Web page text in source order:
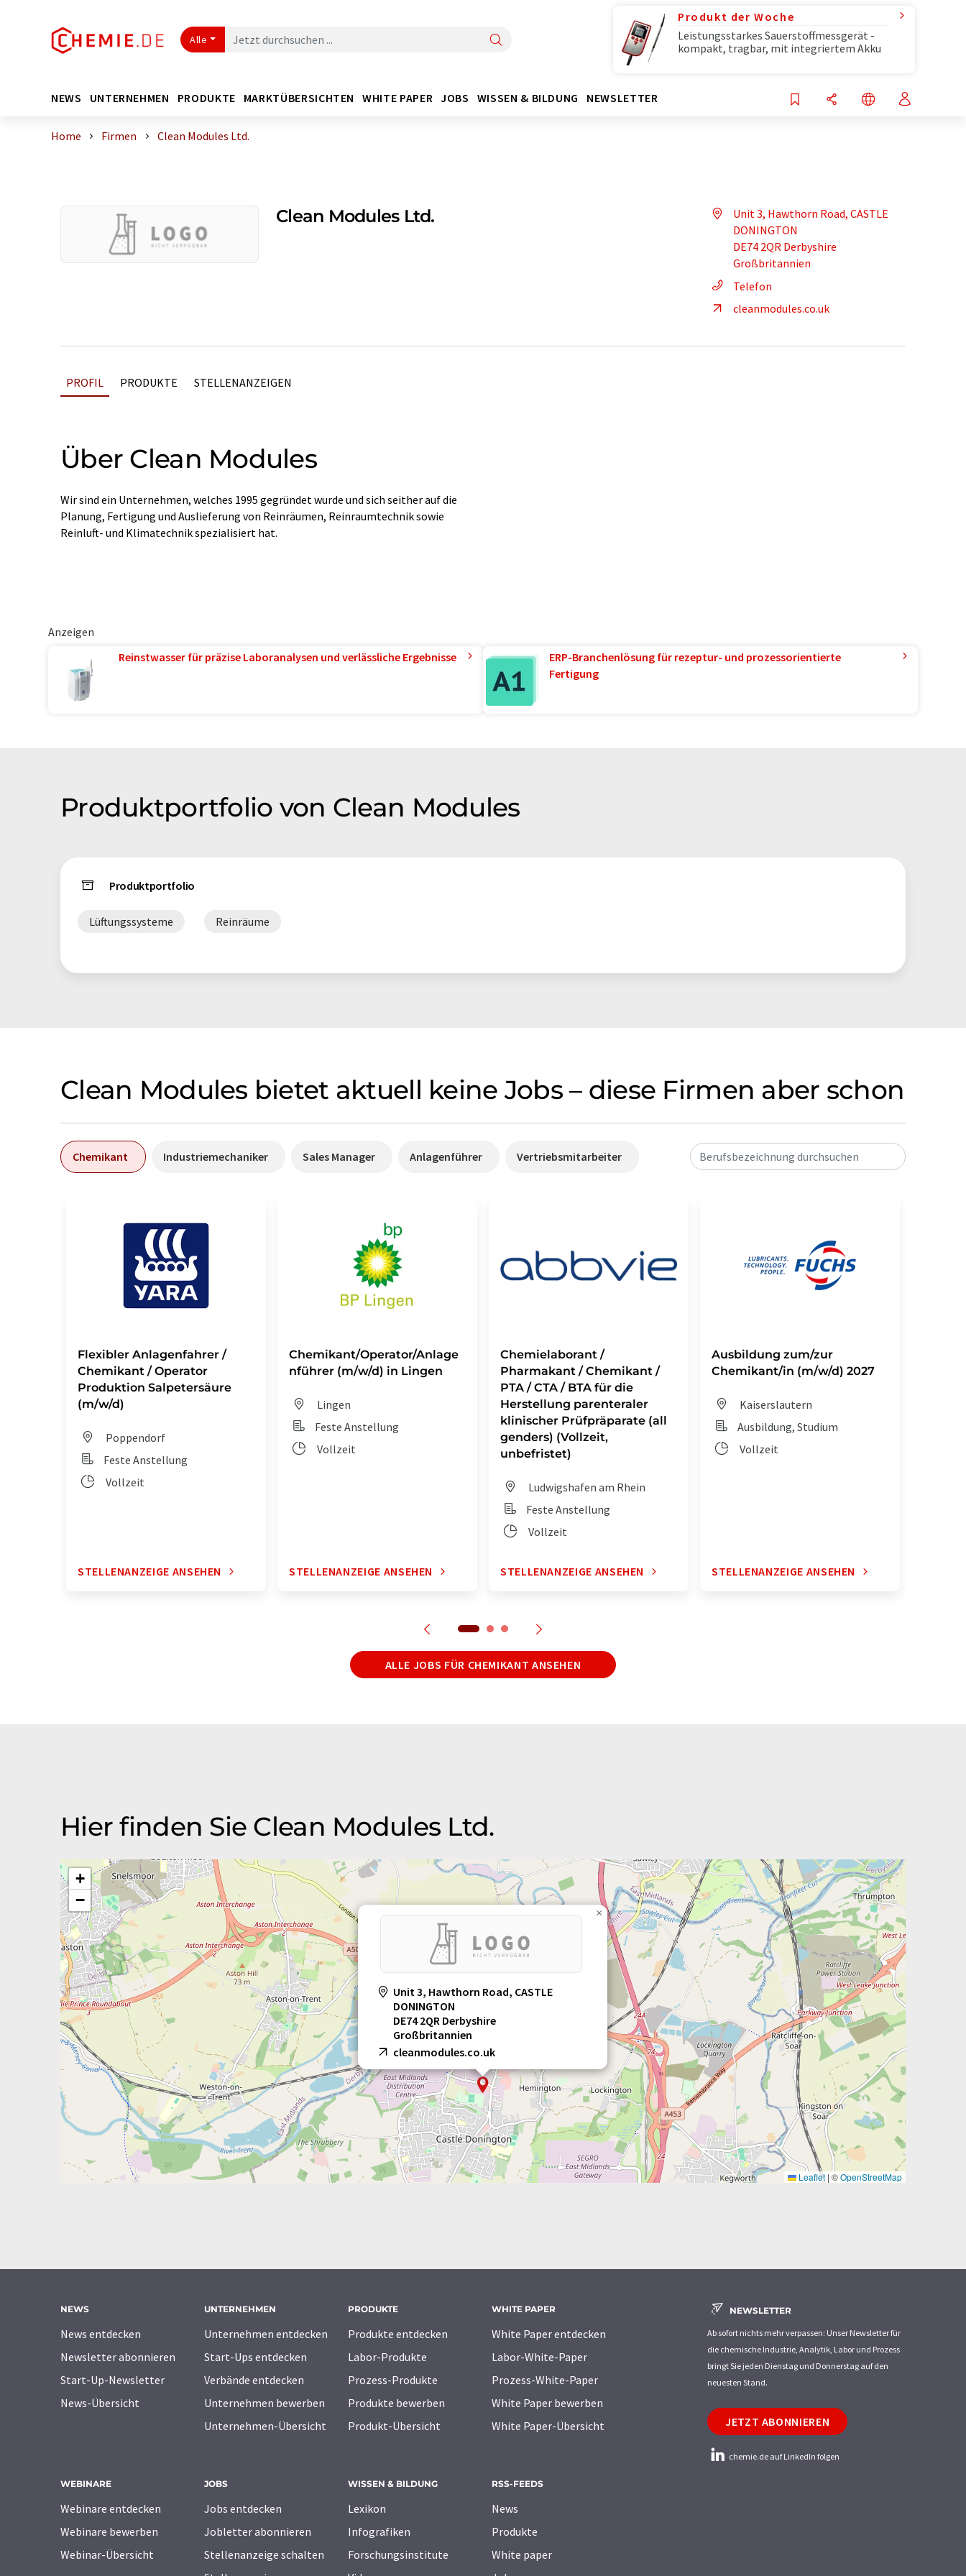
Alle
Produkt der Woche
Leistungsstarkes Sauerstoffmessgerät -
kompakt, tragbar, mit integriertem Akku
NEWS UNTERNEHMEN PRODUKTE MARKTÜBERSICHTEN WHITE PAPER JOBS WISSEN & BILDUNG NEWSLETTER
Home Firmen Clean Modules Ltd.
Clean Modules Ltd.
Unit 3, Hawthorn Road, CASTLE
DONINGTON
DE74 2QR Derbyshire
Großbritannien
Telefon
cleanmodules.co.uk
PROFIL PRODUKTE STELLENANZEIGEN
Über Clean Modules
Wir sind ein Unternehmen, welches 1995 gegründet wurde und sich seither auf die
Planung, Fertigung und Auslieferung von Reinräumen, Reinraumtechnik sowie
Reinluft- und Klimatechnik spezialisiert hat.
Anzeigen
Reinstwasser für präzise Laboranalysen und verlässliche Ergebnisse
ERP-Branchenlösung für rezeptur- und prozessorientierte
Fertigung
Produktportfolio von Clean Modules
Produktportfolio
Lüftungssysteme Reinräume
Clean Modules bietet aktuell keine Jobs – diese Firmen aber schon
Chemikant Industriemechaniker Sales Manager Anlagenführer Vertriebsmitarbeiter Berufsbezeichnung durchsuchen
Flexibler Anlagenfahrer /
Chemikant / Operator
Produktion Salpetersäure
(m/w/d)
Poppendorf
Feste Anstellung
Vollzeit
STELLENANZEIGE ANSEHEN
Chemikant/Operator/Anlage
nführer (m/w/d) in Lingen
Lingen
Feste Anstellung
Vollzeit
STELLENANZEIGE ANSEHEN
Chemielaborant /
Pharmakant / Chemikant /
PTA / CTA / BTA für die
Herstellung parenteraler
klinischer Prüfpräparate (all
genders) (Vollzeit,
unbefristet)
Ludwigshafen am Rhein
Feste Anstellung
Vollzeit
STELLENANZEIGE ANSEHEN
Ausbildung zum/zur
Chemikant/in (m/w/d) 2027
Kaiserslautern
Ausbildung, Studium
Vollzeit
STELLENANZEIGE ANSEHEN
ALLE JOBS FÜR CHEMIKANT ANSEHEN
Hier finden Sie Clean Modules Ltd.
Unit 3, Hawthorn Road, CASTLE
DONINGTON
DE74 2QR Derbyshire
Großbritannien
cleanmodules.co.uk
×
+
−
Leaflet | ©OpenStreetMap
NEWS
News entdecken
Newsletter abonnieren
Start-Up-Newsletter
News-Übersicht
UNTERNEHMEN
Unternehmen entdecken
Start-Ups entdecken
Verbände entdecken
Unternehmen bewerben
Unternehmen-Übersicht
PRODUKTE
Produkte entdecken
Labor-Produkte
Prozess-Produkte
Produkte bewerben
Produkt-Übersicht
WHITE PAPER
White Paper entdecken
Labor-White-Paper
Prozess-White-Paper
White Paper bewerben
White Paper-Übersicht
WEBINARE
Webinare entdecken
Webinare bewerben
Webinar-Übersicht
JOBS
Jobs entdecken
Jobletter abonnieren
Stellenanzeige schalten
WISSEN & BILDUNG
Lexikon
Infografiken
Forschungsinstitute
RSS-FEEDS
News
Produkte
White paper
NEWSLETTER
Ab sofort nichts mehr verpassen: Unser Newsletter für
die chemische Industrie, Analytik, Labor und Prozess
bringt Sie jeden Dienstag und Donnerstag auf den
neuesten Stand.
JETZT ABONNIEREN
chemie.de auf LinkedIn folgen